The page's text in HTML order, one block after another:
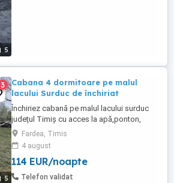
5
5
3
Cabana 4 dormitoare pe malul
lacului Surduc de închiriat
Închiriez cabană pe malul lacului surduc
județul Timiș cu acces la apă,ponton,
hidrobiciclete. Cabana este compusa din
living, bucătărie ,hol si baie la parter. La
etaj are 4 dormitoare + mansardă.
Capacitate de dormit 8 persoane in
dormitoare pana la 16 persoane daca nu
Fardea, Timis
4 august
114 EUR/noapte
Telefon validat